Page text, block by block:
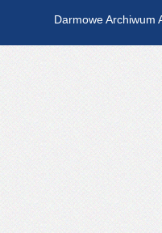
Darmowe Archiwum